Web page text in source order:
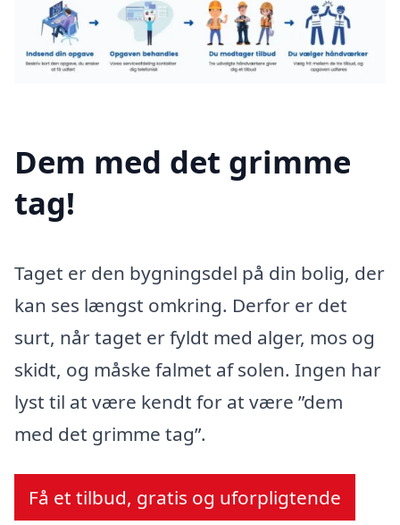
Dem med det grimme
tag!
Taget er den bygningsdel på din bolig, der
kan ses længst omkring. Derfor er det
surt, når taget er fyldt med alger, mos og
skidt, og måske falmet af solen. Ingen har
lyst til at være kendt for at være ”dem
med det grimme tag”.
Få et tilbud, gratis og uforpligtende